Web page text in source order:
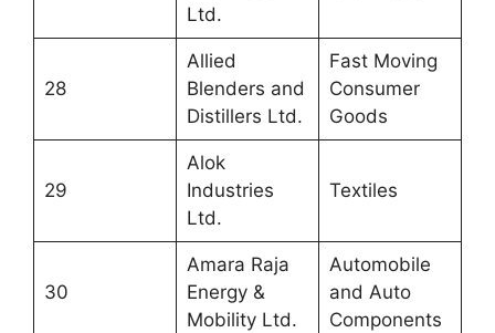
Ltd.
28
Allied
Blenders and
Distillers Ltd.
Fast Moving
Consumer
Goods
29
Alok
Industries
Ltd.
Textiles
30
Amara Raja
Energy &
Mobility Ltd.
Automobile
and Auto
Components